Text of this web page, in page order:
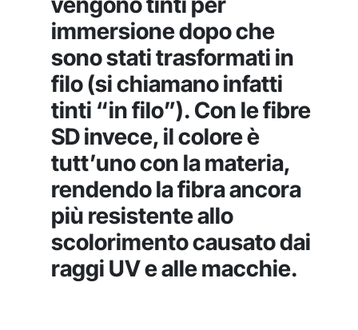
immersione dopo che
sono stati trasformati in
filo (si chiamano infatti
tinti “in filo”). Con le fibre
SD invece, il colore è
tutt’uno con la materia,
rendendo la fibra ancora
più resistente allo
scolorimento causato dai
raggi UV e alle macchie.